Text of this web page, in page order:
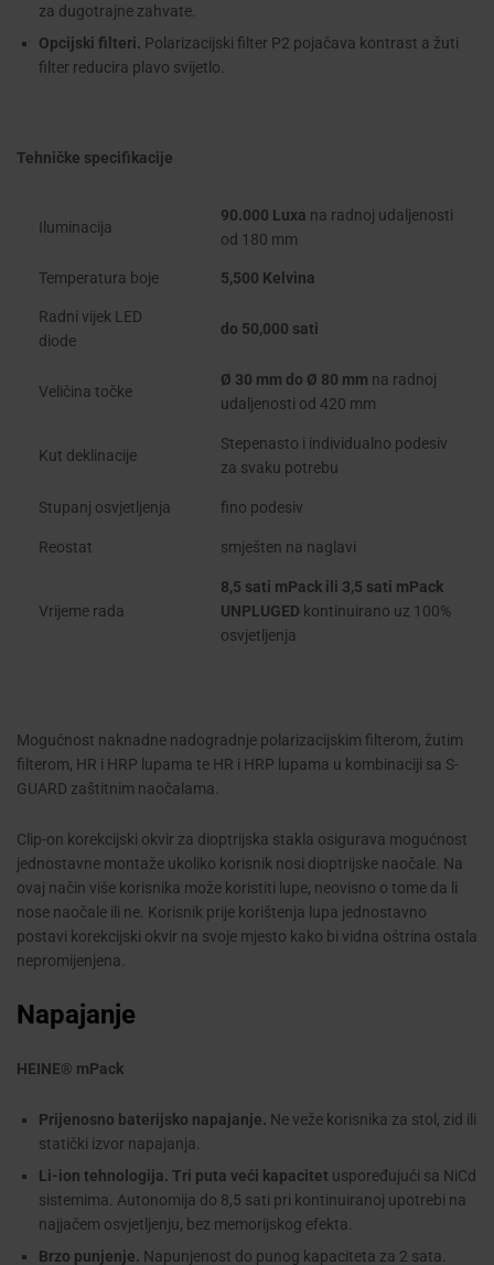
za dugotrajne zahvate.
Opcijski filteri. Polarizacijski filter P2 pojačava kontrast a žuti
filter reducira plavo svijetlo.
Tehničke specifikacije
Iluminacija
90.000 Luxa na radnoj udaljenosti
od 180 mm
Temperatura boje 5,500 Kelvina
Radni vijek LED
diode
do 50,000 sati
Veličina točke
Ø 30 mm do Ø 80 mm na radnoj
udaljenosti od 420 mm
Kut deklinacije
Stepenasto i individualno podesiv
za svaku potrebu
Stupanj osvjetljenja fino podesiv
Reostat smješten na naglavi
Vrijeme rada
8,5 sati mPack ili 3,5 sati mPack
UNPLUGED kontinuirano uz 100%
osvjetljenja
Mogućnost naknadne nadogradnje polarizacijskim filterom, žutim
filterom, HR i HRP lupama te HR i HRP lupama u kombinaciji sa S-
GUARD zaštitnim naočalama.
Clip-on korekcijski okvir za dioptrijska stakla osigurava mogućnost
jednostavne montaže ukoliko korisnik nosi dioptrijske naočale. Na
ovaj način više korisnika može koristiti lupe, neovisno o tome da li
nose naočale ili ne. Korisnik prije korištenja lupa jednostavno
postavi korekcijski okvir na svoje mjesto kako bi vidna oštrina ostala
nepromijenjena.
Napajanje
HEINE® mPack
Prijenosno baterijsko napajanje. Ne veže korisnika za stol, zid ili
statički izvor napajanja.
Li-ion tehnologija. Tri puta veći kapacitet uspoređujući sa NiCd
sistemima. Autonomija do 8,5 sati pri kontinuiranoj upotrebi na
najjačem osvjetljenju, bez memorijskog efekta.
Brzo punjenje. Napunjenost do punog kapaciteta za 2 sata.